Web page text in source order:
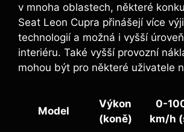
v mnoha oblastech, některé
Seat Leon Cupra přinášejí více
technologií a možná i vyšší
interiéru. Také vyšší provozní
mohou být pro některé uživatele
Model
Výkon
(koně)
0-
km/h